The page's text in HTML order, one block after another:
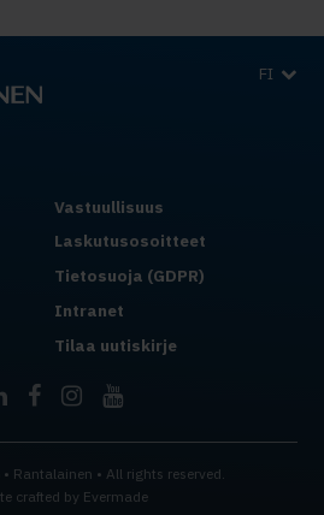
FI
Vastuullisuus
Laskutusosoitteet
Tietosuoja (GDPR)
Intranet
Tilaa uutiskirje
Rantalainen • All rights reserved.
crafted by Evermade